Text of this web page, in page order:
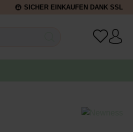
SICHER EINKAUFEN DANK SSL